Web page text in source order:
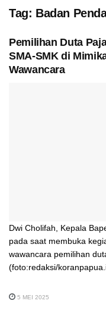
Tag: Badan
Pemilihan Duta
SMA-SMK di
Wawancara
Dwi Cholifah, Kepala
pada saat membuka
wawancara pemilihan
(foto:redaksi/
5 MEI 2025